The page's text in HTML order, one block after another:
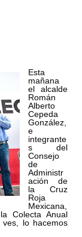
Esta
mañana
el alcalde
Román
Alberto
Cepeda
González,
e
integrante
s del
Consejo
de
Administr
ación de
la Cruz
Roja
Mexicana,
Colecta Anual
lo hacemos